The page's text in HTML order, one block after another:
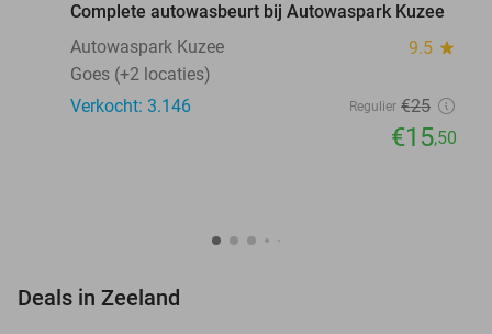
Complete autowasbeurt bij Autowaspark Kuzee
Autowaspark Kuzee
9.5 star
Goes (+2 locaties)
Verkocht: 3.146
Regulier €25
€15,50
Deals in Zeeland